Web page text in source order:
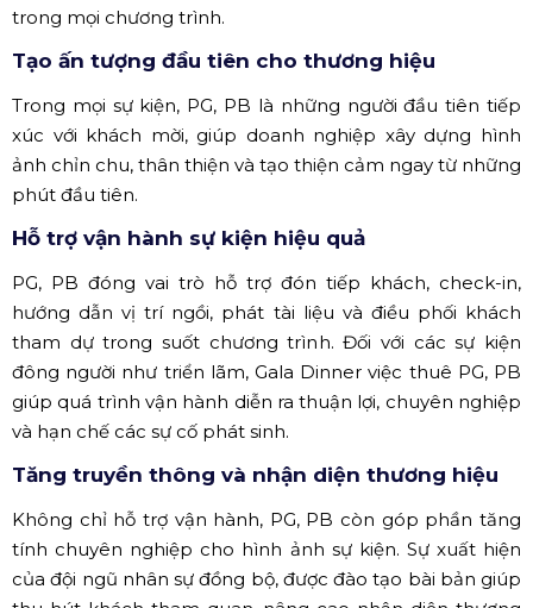
trong mọi chương trình.
Tạo ấn tượng đầu tiên cho thương hiệu
Trong mọi sự kiện, PG, PB là những người đầu tiên tiếp
xúc với khách mời, giúp doanh nghiệp xây dựng hình
ảnh chỉn chu, thân thiện và tạo thiện cảm ngay từ những
phút đầu tiên.
Hỗ trợ vận hành sự kiện hiệu quả
PG, PB đóng vai trò hỗ trợ đón tiếp khách, check-in,
hướng dẫn vị trí ngồi, phát tài liệu và điều phối khách
tham dự trong suốt chương trình. Đối với các sự kiện
đông người như triển lãm, Gala Dinner việc thuê PG, PB
giúp quá trình vận hành diễn ra thuận lợi, chuyên nghiệp
và hạn chế các sự cố phát sinh.
Tăng truyền thông và nhận diện thương hiệu
Không chỉ hỗ trợ vận hành, PG, PB còn góp phần tăng
tính chuyên nghiệp cho hình ảnh sự kiện. Sự xuất hiện
của đội ngũ nhân sự đồng bộ, được đào tạo bài bản giúp